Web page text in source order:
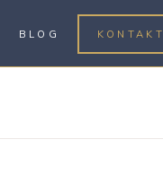
BLOG KONTAKT